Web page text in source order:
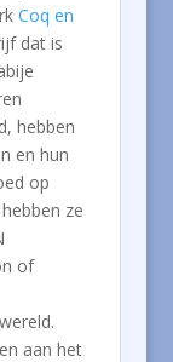
Coq en
dat is
hebben
en hun
op
ze
of
aan het